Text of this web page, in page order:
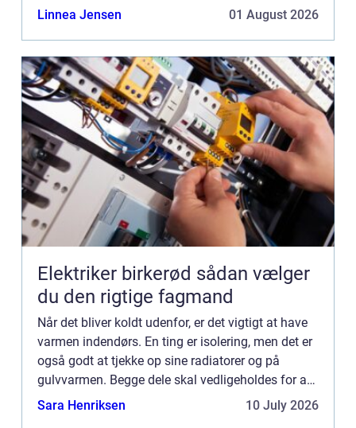
fungere vinter efter vinter...
Linnea Jensen 01 August 2026
Elektriker birkerød sådan vælger
du den rigtige fagmand
Når det bliver koldt udenfor, er det vigtigt at have
varmen indendørs. En ting er isolering, men det er
også godt at tjekke op sine radiatorer og på
gulvvarmen. Begge dele skal vedligeholdes for at
fungere vinter efter vinter...
Sara Henriksen 10 July 2026